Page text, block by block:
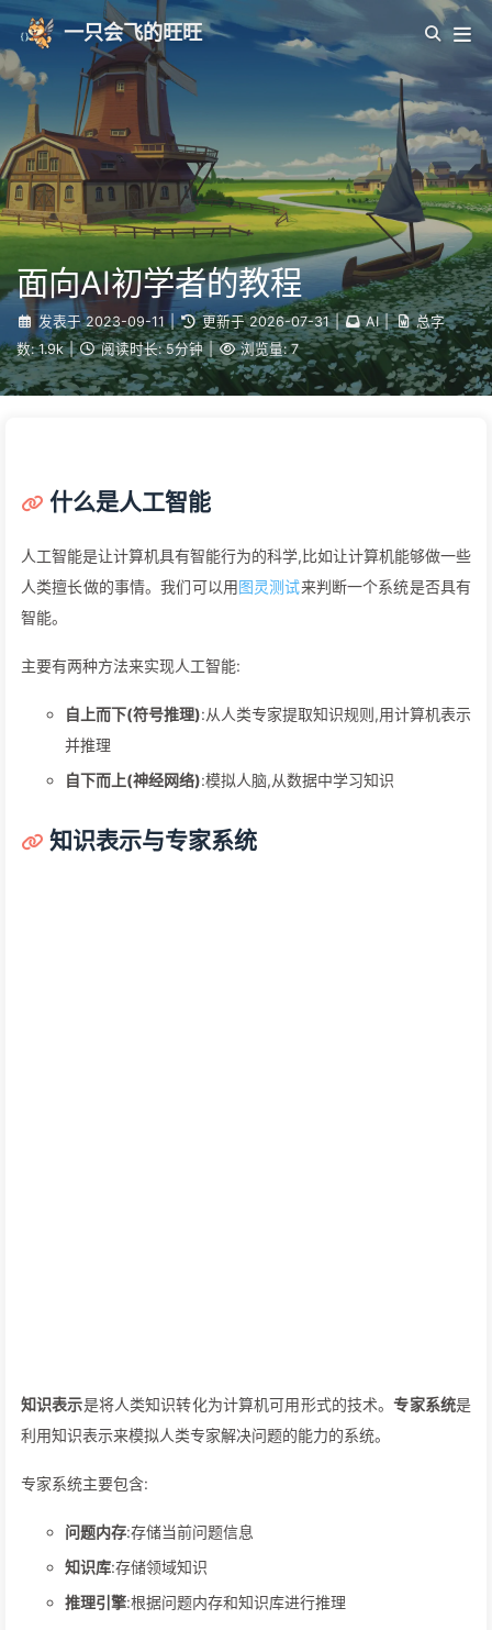
一只会飞的旺旺
面向AI初学者的教程
发表于 2023-09-11 | 更新于 2026-07-31 | AI |
总字
数: 1.9k | 阅读时长: 5分钟 | 浏览量: 7
什么是人工智能
人工智能是让计算机具有智能行为的科学,比如让计算机能够做一些
人类擅长做的事情。我们可以用图灵测试来判断一个系统是否具有
智能。
主要有两种方法来实现人工智能:
自上而下(符号推理):从人类专家提取知识规则,用计算机表示
并推理
自下而上(神经网络):模拟人脑,从数据中学习知识
知识表示与专家系统
知识表示是将人类知识转化为计算机可用形式的技术。专家系统是
利用知识表示来模拟人类专家解决问题的能力的系统。
专家系统主要包含:
问题内存:存储当前问题信息
知识库:存储领域知识
推理引擎:根据问题内存和知识库进行推理